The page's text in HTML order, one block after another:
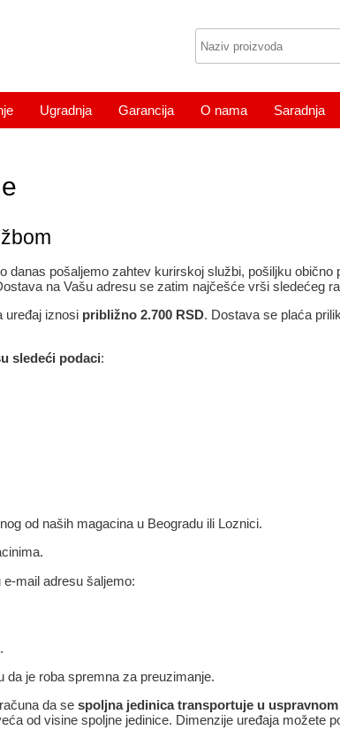
Ugradnja Garancija O nama Saradnja
danas pošaljemo zahtev kurirskoj službi, pošiljku obično
na Vašu adresu se zatim najčešće vrši sledećeg
uređaj iznosi približno 2.700 RSD. Dostava se plaća
sledeći podaci:
od naših magacina u Beogradu ili Loznici.
mail adresu šaljemo:
je roba spremna za preuzimanje.
da se spoljna jedinica transportuje u
od visine spoljne jedinice. Dimenzije uređaja možete